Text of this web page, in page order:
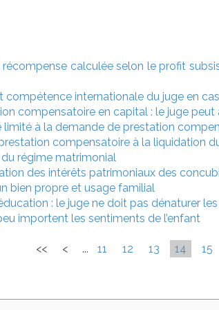
calculée selon le profit
compétence internationale du juge en
compensatoire en capital : le juge
à la demande de prestation
compensatoire à la liquidation
régime matrimonial
des intérêts patrimoniaux des
bien propre et usage familial
: le juge ne doit pas dénaturer
importent les sentiments de l’enfant
<< < ... 11 12 13 14 15